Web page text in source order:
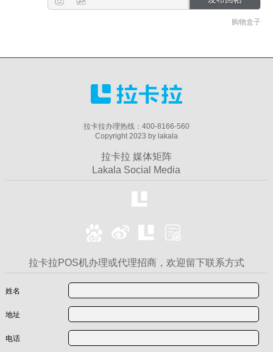
购物盒子
拉卡拉办理热线：400-8166-560
Copyright 2023 by lakala
拉卡拉 媒体矩阵
Lakala Social Media
拉卡拉POS机办理或代理招商，欢迎留下联系方式
姓名
地址
电话